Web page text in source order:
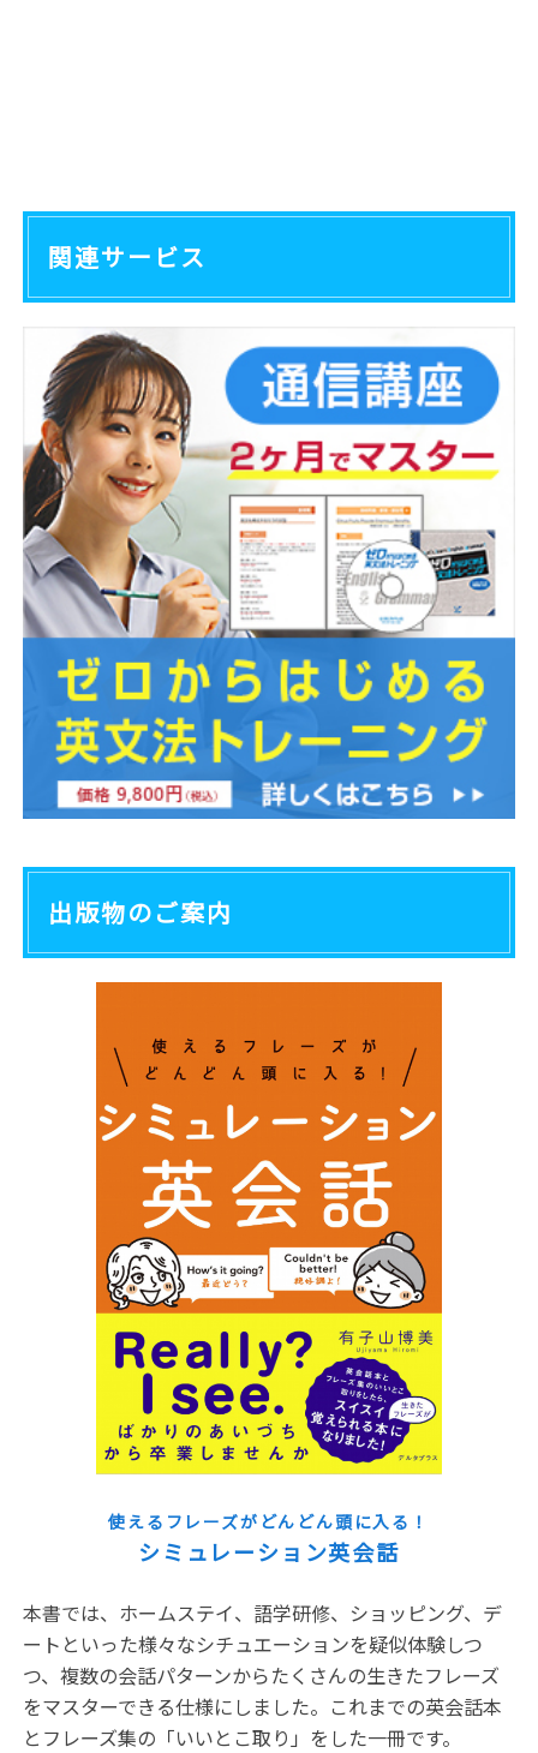
関連サービス
出版物のご案内
使えるフレーズがどんどん頭に入る！
シミュレーション英会話
本書では、ホームステイ、語学研修、ショッピング、デ
ートといった様々なシチュエーションを疑似体験しつ
つ、複数の会話パターンからたくさんの生きたフレーズ
をマスターできる仕様にしました。これまでの英会話本
とフレーズ集の「いいとこ取り」をした一冊です。